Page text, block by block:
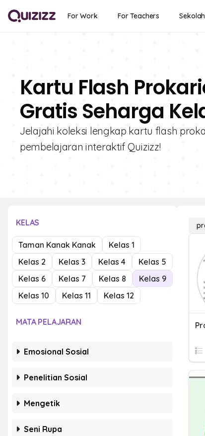
For Work For Teachers
Kartu Flash
Gratis Seharga
Jelajahi koleksi lengkap kartu flash
pembelajaran interaktif Quizizz!
KELAS
Taman Kanak Kanak
Kelas 1
Kelas 2
Kelas 3 Kelas 4
Kelas 5
Kelas 6
Kelas 7 Kelas 8
Kelas 9
Kelas 10
Kelas 11 Kelas 12
MATA PELAJARAN
Emosional Sosial
Penelitian Sosial
Mengetik
Seni Rupa